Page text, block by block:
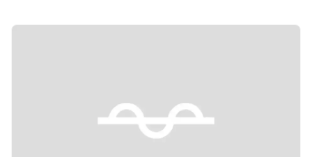
Previous slide